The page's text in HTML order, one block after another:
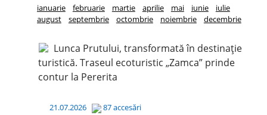
ianuarie februarie martie aprilie mai iunie
iulie
august
septembrie octombrie noiembrie decembrie
Lunca Prutului, transformată în destinație
turistică. Traseul ecoturistic „Zamca” prinde
contur la Pererita
21.07.2026 87 accesări